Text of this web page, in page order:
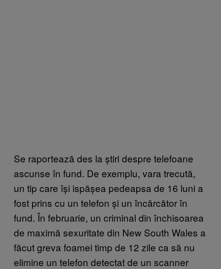
Se raportează des la știri despre telefoane
ascunse în fund. De exemplu, vara trecută,
un tip care își ispășea pedeapsa de 16 luni a
fost prins cu un telefon și un încărcător în
fund. În februarie, un criminal din închisoarea
de maximă sexuritate din New South Wales a
făcut greva foamei timp de 12 zile ca să nu
elimine un telefon detectat de un scanner